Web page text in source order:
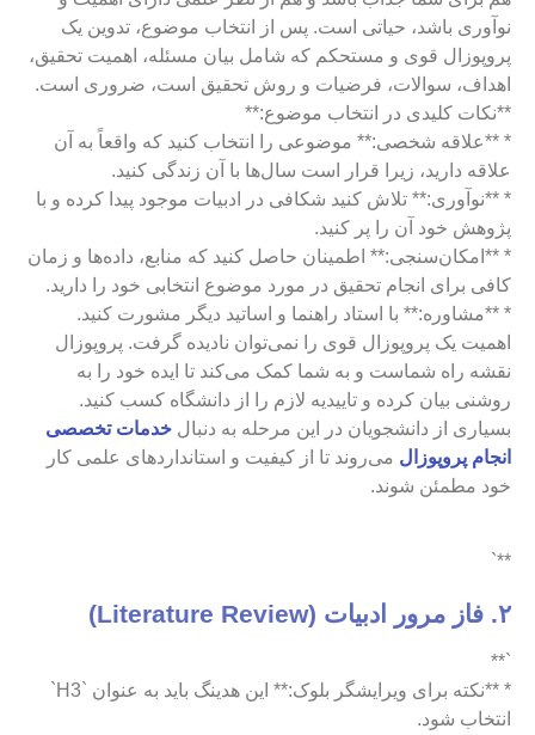
نوآوری باشد، حیاتی است. پس از انتخاب موضوع، تدوین یک
پروپوزال قوی و مستحکم که شامل بیان مسئله، اهمیت تحقیق،
اهداف، سوالات، فرضیات و روش تحقیق است، ضروری است.
**نکات کلیدی در انتخاب موضوع:**
* **علاقه شخصی:** موضوعی را انتخاب کنید که واقعاً به آن
علاقه دارید، زیرا قرار است سال‌ها با آن زندگی کنید.
* **نوآوری:** تلاش کنید شکافی در ادبیات موجود پیدا کرده و با
پژوهش خود آن را پر کنید.
* **امکان‌سنجی:** اطمینان حاصل کنید که منابع، داده‌ها و زمان
کافی برای انجام تحقیق در مورد موضوع انتخابی خود را دارید.
* **مشاوره:** با استاد راهنما و اساتید دیگر مشورت کنید.
اهمیت یک پروپوزال قوی را نمی‌توان نادیده گرفت. پروپوزال
نقشه راه شماست و به شما کمک می‌کند تا ایده خود را به
روشنی بیان کرده و تاییدیه لازم را از دانشگاه کسب کنید.
بسیاری از دانشجویان در این مرحله به دنبال خدمات تخصصی
انجام پروپوزال می‌روند تا از کیفیت و استانداردهای علمی کار
خود مطمئن شوند.
**`
۲. فاز مرور ادبیات (Literature Review)
`**
* **نکته برای ویرایشگر بلوک:** این هدینگ باید به عنوان `H3`
انتخاب شود.